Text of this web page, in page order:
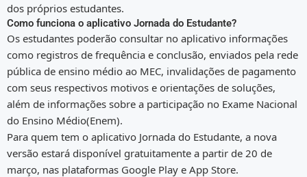
dos próprios estudantes.
Como funciona o aplicativo Jornada do Estudante?
Os estudantes poderão consultar no aplicativo informações
como registros de frequência e conclusão, enviados pela rede
pública de ensino médio ao MEC, invalidações de pagamento
com seus respectivos motivos e orientações de soluções,
além de informações sobre a participação no Exame Nacional
do Ensino Médio(Enem).
Para quem tem o aplicativo Jornada do Estudante, a nova
versão estará disponível gratuitamente a partir de 20 de
março, nas plataformas Google Play e App Store.